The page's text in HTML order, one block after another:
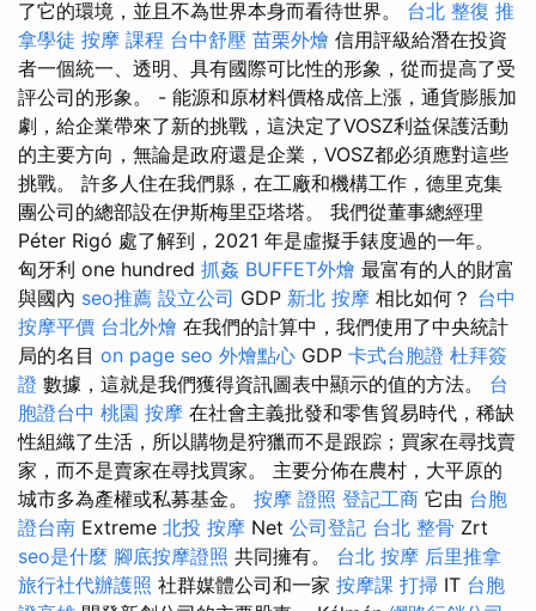
了它的環境，並且不為世界本身而看待世界。 台北 整復 推
拿學徒 按摩 課程 台中舒壓 苗栗外燴 信用評級給潛在投資
者一個統一、透明、具有國際可比性的形象，從而提高了受
評公司的形象。 - 能源和原材料價格成倍上漲，通貨膨脹加
劇，給企業帶來了新的挑戰，這決定了VOSZ利益保護活動
的主要方向，無論是政府還是企業，VOSZ都必須應對這些
挑戰。 許多人住在我們縣，在工廠和機構工作，德里克集
團公司的總部設在伊斯梅里亞塔塔。 我們從董事總經理
Péter Rigó 處了解到，2021 年是虛擬手錶度過的一年。
匈牙利 one hundred 抓姦 BUFFET外燴 最富有的人的財富
與國內 seo推薦 設立公司 GDP 新北 按摩 相比如何？ 台中
按摩平價 台北外燴 在我們的計算中，我們使用了中央統計
局的名目 on page seo 外燴點心 GDP 卡式台胞證 杜拜簽
證 數據，這就是我們獲得資訊圖表中顯示的值的方法。 台
胞證台中 桃園 按摩 在社會主義批發和零售貿易時代，稀缺
性組織了生活，所以購物是狩獵而不是跟踪；買家在尋找賣
家，而不是賣家在尋找買家。 主要分佈在農村，大平原的
城市多為產權或私募基金。 按摩 證照 登記工商 它由 台胞
證台南 Extreme 北投 按摩 Net 公司登記 台北 整骨 Zrt
seo是什麼 腳底按摩證照 共同擁有。 台北 按摩 后里推拿
旅行社代辦護照 社群媒體公司和一家 按摩課 打掃 IT 台胞